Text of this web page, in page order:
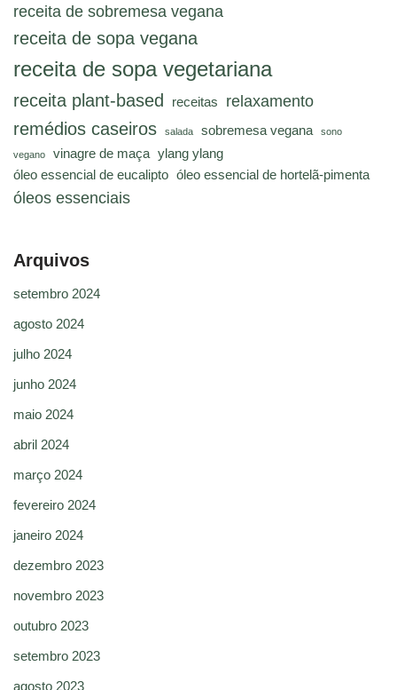
receita de sobremesa vegana
receita de sopa vegana
receita de sopa vegetariana
receita plant-based receitas relaxamento
remédios caseiros salada sobremesa vegana sono
vegano vinagre de maça ylang ylang
óleo essencial de eucalipto óleo essencial de hortelã-pimenta
óleos essenciais
Arquivos
setembro 2024
agosto 2024
julho 2024
junho 2024
maio 2024
abril 2024
março 2024
fevereiro 2024
janeiro 2024
dezembro 2023
novembro 2023
outubro 2023
setembro 2023
agosto 2023